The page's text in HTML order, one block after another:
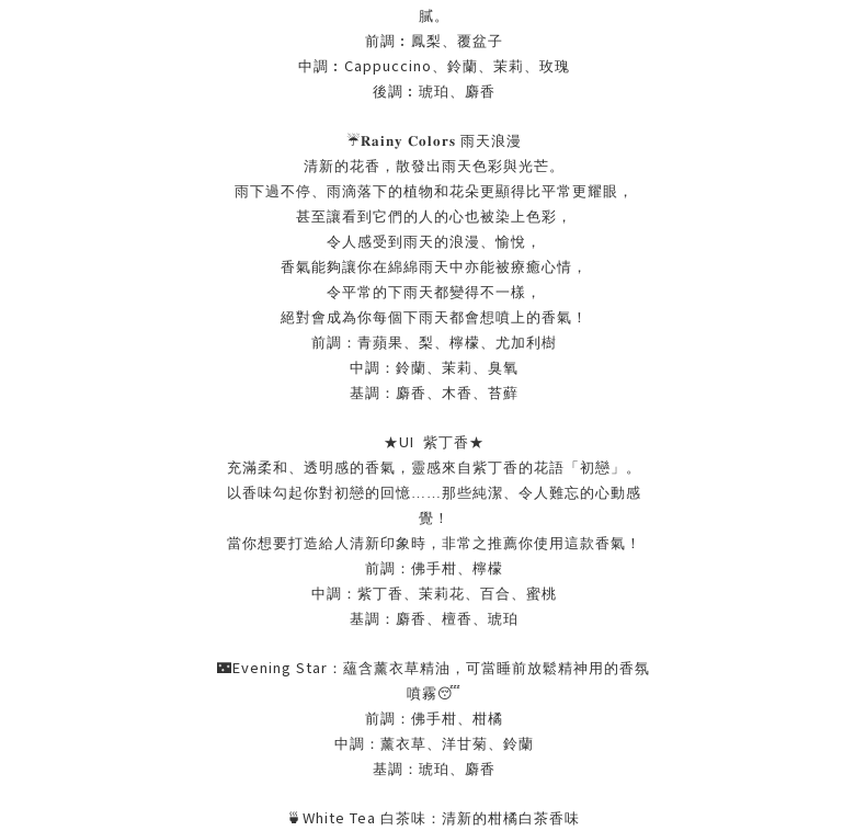
膩。
前調︰鳳梨、覆盆子
中調︰ Cappuccino 、鈴蘭、茉莉、玫瑰
後調︰琥珀、麝香
☔𝐑𝐚𝐢𝐧𝐲 𝐂𝐨𝐥𝐨𝐫𝐬 雨天浪漫
清新的花香，散發出雨天色彩與光芒。
雨下過不停、雨滴落下的植物和花朵更顯得比平常更耀眼，
甚至讓看到它們的人的心也被染上色彩，
令人感受到雨天的浪漫、愉悅，
香氣能夠讓你在綿綿雨天中亦能被療癒心情，
令平常的下雨天都變得不一樣，
絕對會成為你每個下雨天都會想噴上的香氣！
前調：青蘋果、梨、檸檬、尤加利樹
中調：鈴蘭、茉莉、臭氧
基調：麝香、木香、苔蘚
★UI 紫丁香 ★
充滿柔和、透明感的香氣，靈感來自紫丁香的花語「初戀」。
以香味勾起你對初戀的回憶……那些純潔、令人難忘的心動感
覺！
當你想要打造給人清新印象時，非常之推薦你使用這款香氣！
前調：佛手柑、檸檬
中調：紫丁香、茉莉花、百合、蜜桃
基調：麝香、檀香、琥珀
🌃Evening Star ：蘊含薰衣草精油，可當睡前放鬆精神用的香氛
噴霧😴
前調：佛手柑、柑橘
中調：薰衣草、洋甘菊、鈴蘭
基調：琥珀、麝香
🍵 White Tea 白茶味 ：清新的柑橘白茶香味